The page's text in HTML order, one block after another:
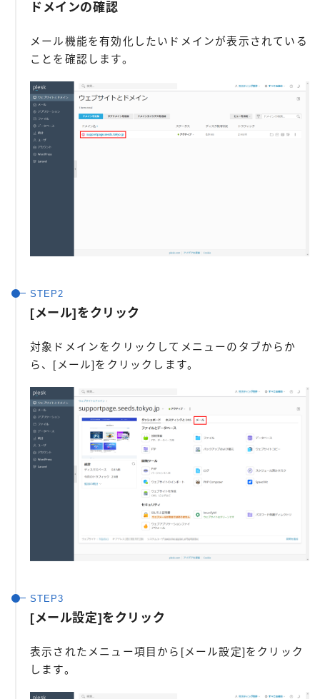
ドメインの確認
メール機能を有効化したいドメインが表示されている
ことを確認します。
[メール]をクリック
対象ドメインをクリックしてメニューのタブからか
ら、[メール]をクリックします。
[メール設定]をクリック
表示されたメニュー項目から[メール設定]をクリック
します。